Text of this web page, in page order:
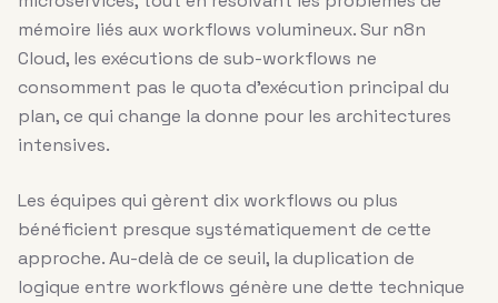
mémoire liés aux workflows volumineux. Sur n8n
Cloud, les exécutions de sub-workflows ne
consomment pas le quota d’exécution principal du
plan, ce qui change la donne pour les architectures
intensives.
Les équipes qui gèrent dix workflows ou plus
bénéficient presque systématiquement de cette
approche. Au-delà de ce seuil, la duplication de
logique entre workflows génère une dette technique